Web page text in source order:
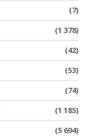
(7)
(1 378)
(42)
(53)
(74)
(1 185)
(5 694)